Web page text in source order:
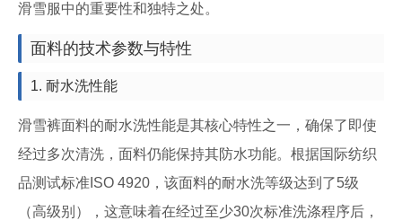
滑雪服中的重要性和独特之处。
面料的技术参数与特性
1. 耐水洗性能
滑雪裤面料的耐水洗性能是其核心特性之一，确保了即使
经过多次清洗，面料仍能保持其防水功能。根据国际纺织
品测试标准ISO 4920，该面料的耐水洗等级达到了5级
（高级别），这意味着在经过至少30次标准洗涤程序后，